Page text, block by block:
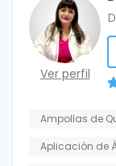
Ver perfil
Ampollas de
Aplicación de